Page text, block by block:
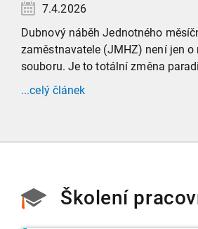
7.4.2026
Dubnový náběh Jednotného
zaměstnavatele (JMHZ) není jen o
souboru. Je to totální změna
evidenci zaměstnanců, která
správu, finanční úřady a úřady
...celý článek
Školení